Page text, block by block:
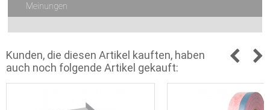
Meinungen
Kunden, die diesen Artikel kauften, haben
auch noch folgende Artikel gekauft: